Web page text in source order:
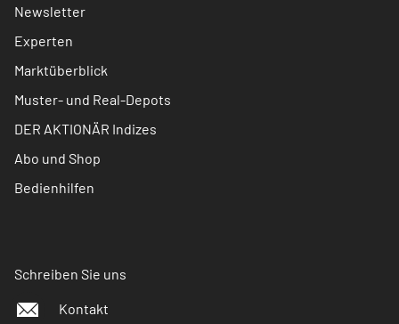
Newsletter
Experten
Marktüberblick
Muster- und Real-Depots
DER AKTIONÄR Indizes
Abo und Shop
Bedienhilfen
Schreiben Sie uns
Kontakt